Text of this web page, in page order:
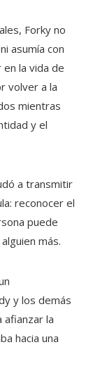
Forky no
asumía con
la vida de
volver a la
mientras
y el
a transmitir
reconocer el
puede
más.
y los demás
la
hacia una